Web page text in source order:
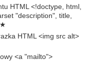
HTML <!doctype, html,
"description", title,
HTML <img src alt>
<a "mailto">